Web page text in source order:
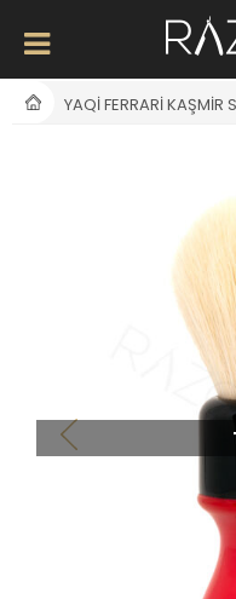
YAQI FERRARI KAŞMIR